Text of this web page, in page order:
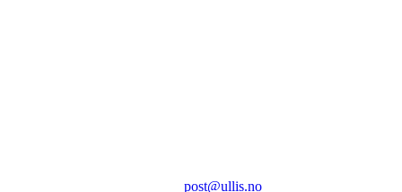
post@ullis.no